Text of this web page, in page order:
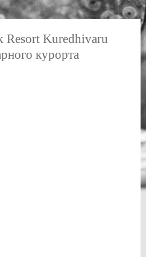
Resort Kuredhivaru
курорта